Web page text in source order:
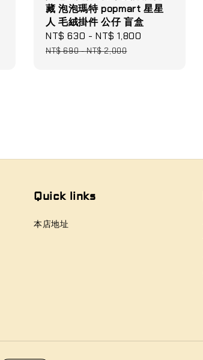
藏 泡泡瑪特 popmart 星星
人 毛絨掛件 公仔 盲盒
Sale
price
NT$ 630 -NT$ 1,800
NT$ 690-NT$ 2,000
Quick links
本店地址